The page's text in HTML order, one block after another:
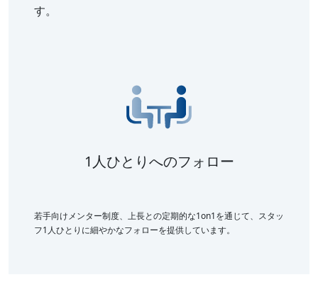
す。
1人ひとりへのフォロー
若手向けメンター制度、上長との定期的な1on1を通じて、スタッ
フ1人ひとりに細やかなフォローを提供しています。